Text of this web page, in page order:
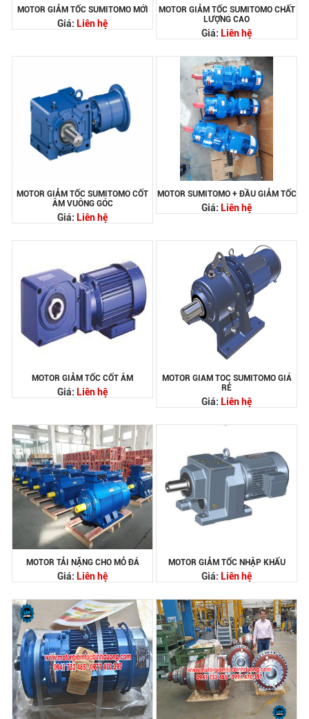
MOTOR GIẢM TỐC SUMITOMO MỚI
Giá: Liên hệ
MOTOR GIẢM TỐC SUMITOMO CHẤT
LƯỢNG CAO
Giá: Liên hệ
MOTOR GIẢM TỐC SUMITOMO CỐT
ÂM VUÔNG GÓC
Giá: Liên hệ
MOTOR SUMITOMO + ĐẦU GIẢM TỐC
Giá: Liên hệ
MOTOR GIẢM TỐC CỐT ÂM
Giá: Liên hệ
MOTOR GIAM TOC SUMITOMO GIÁ
RẺ
Giá: Liên hệ
MOTOR TẢI NẶNG CHO MỎ ĐÁ
Giá: Liên hệ
MOTOR GIẢM TỐC NHẬP KHẨU
Giá: Liên hệ